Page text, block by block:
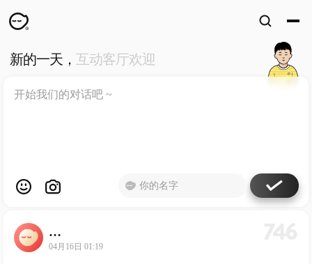
WKUN HOME
ABOUT ME
新的一天， 互动客厅欢迎
…
04月16日 01:19